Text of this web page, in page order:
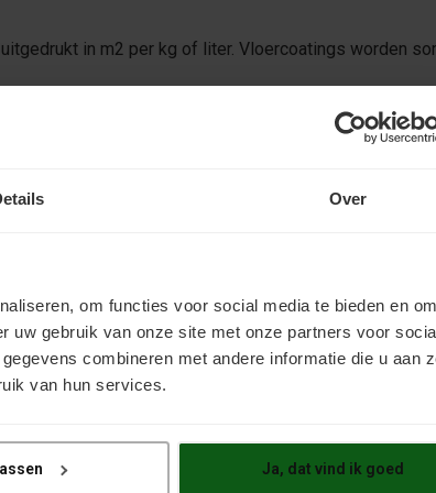
Over
om functies voor social media te bieden en
uw gebruik van onze site met onze partners voor
combineren met andere informatie die u aan
van hun services.
Ja, dat vind ik goed
in m2 per kg of liter. Vloercoatings worden
het aantal lagen dat u wilt gaan schilderen en
de fabrikant 10m2 per kg op voor het verbruik, dan
in micron of in gr/m2. Hoe gaat u hiermee om? Als
u bijna alles opgebruikt terwijl er nog een stuk
de laag te dun.